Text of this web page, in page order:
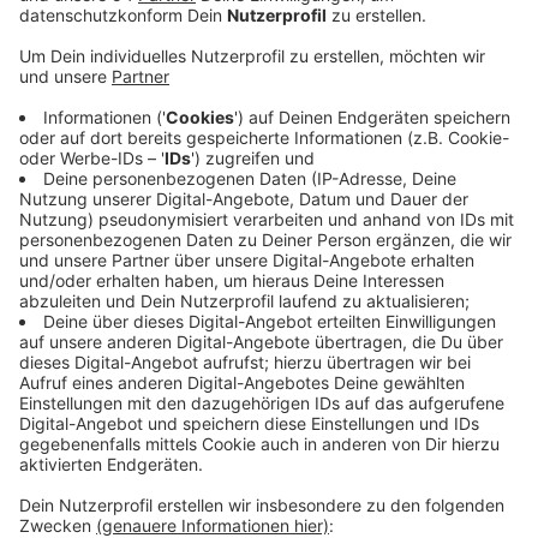
Anzeige
In einem Appell an ihre Mutterpartei, die SPD, fordern
die Jusos die Schaffung einer jungen queeren
Begegnungsstätte. Die Begenungsstätte soll als
geschützter Raum für Menschen dienen, die zum
Beispiel schwul, lesbisch oder transsexuell sind. Denn
Mobbing und Diskriminierung sorgen laut den Jusos
dafür, dass die Zahl psychischer Erkrankungen und
Suizide innerhalb der queeren Community deutlich
höher liegt, als bei heterosexuellen Personen. Die
SPD-Jugend schließt sich mit dem Appell für ein
Begegnungszentrum der Forderung queerer Vereine
an. Und schließlich hätten SPD, Grüne und FDP so ein
Projekt auch bereits in ihrem Kooperationsvertrag
vereinbart, sagen die Jusos.
Anzeige